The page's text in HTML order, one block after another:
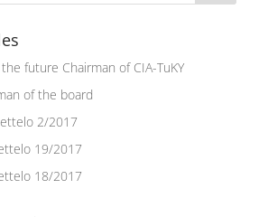
future Chairman of CIA-TuKY
of the board
2/2017
19/2017
18/2017